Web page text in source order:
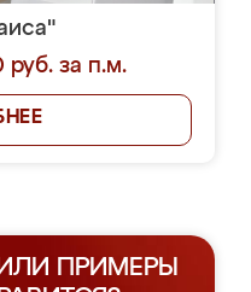
руб. за п.м.
ПРИМЕРЫ